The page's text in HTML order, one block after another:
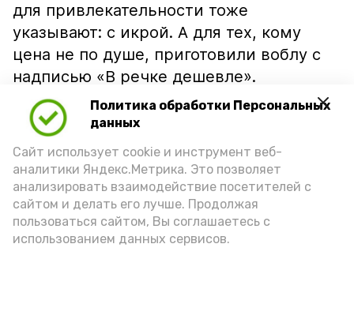
Политика обработки Персональных
данных
Сайт использует cookie и инструмент веб-
аналитики Яндекс.Метрика. Это позволяет
анализировать взаимодействие посетителей с
сайтом и делать его лучше. Продолжая
пользоваться сайтом, Вы соглашаетесь с
использованием данных сервисов.
для привлекательности тоже
указывают: с икрой. А для тех, кому
цена не по душе, приготовили воблу с
надписью «В речке дешевле».